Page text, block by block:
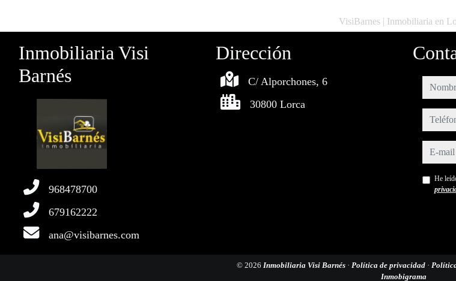
VisiBarnes | Inmobiliaria en
Inmobiliaria Visi
Barnés
968478700
679162222
ana@visibarnes.com
Dirección
C/ Alporchones, 6
30800 Lorca
nombre
e-mail
He
© 2026 Inmobiliaria Visi Barnés · Política de privacidad ·
Inmobigrama